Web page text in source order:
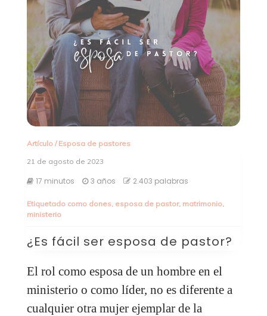
Artículo/ Esposa de pastores
21 de agosto de 2023
17 minutos 3 años 2.403 palabras
Etiquetado como dones, esposa de pastor, matrimonio,
ministerio
¿Es fácil ser esposa de pastor?
El rol como esposa de un hombre en el
ministerio o como líder, no es diferente a
cualquier otra mujer ejemplar de la